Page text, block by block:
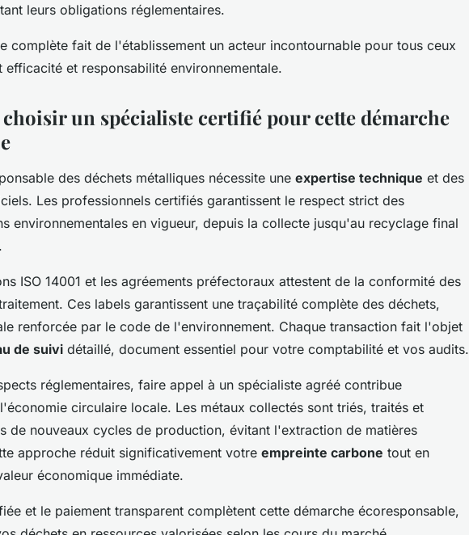
leurs obligations réglementaires.
complète fait de l'établissement un acteur incontournable pour tous ceux
efficacité et responsabilité environnementale.
un spécialiste certifié pour cette démarche
des déchets métalliques nécessite une expertise technique et des
Les professionnels certifiés garantissent le respect strict des
environnementales en vigueur, depuis la collecte jusqu'au recyclage final
ISO 14001 et les agréements préfectoraux attestent de la conformité des
Ces labels garantissent une traçabilité complète des déchets,
renforcée par le code de l'environnement. Chaque transaction fait l'objet
de suivi détaillé, document essentiel pour votre comptabilité et vos audits.
réglementaires, faire appel à un spécialiste agréé contribue
circulaire locale. Les métaux collectés sont triés, traités et
de nouveaux cycles de production, évitant l'extraction de matières
approche réduit significativement votre empreinte carbone tout en
économique immédiate.
et le paiement transparent complètent cette démarche écoresponsable,